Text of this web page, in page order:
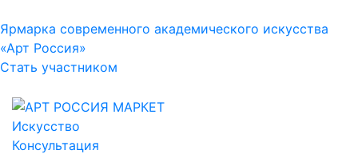
Ярмарка современного академического искусства
«Арт Россия»
Стать участником
Искусство
Консультация